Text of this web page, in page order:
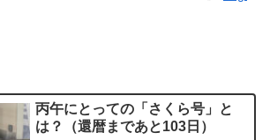
丙午にとっての「さくら号」と
は？（還暦まであと103日）